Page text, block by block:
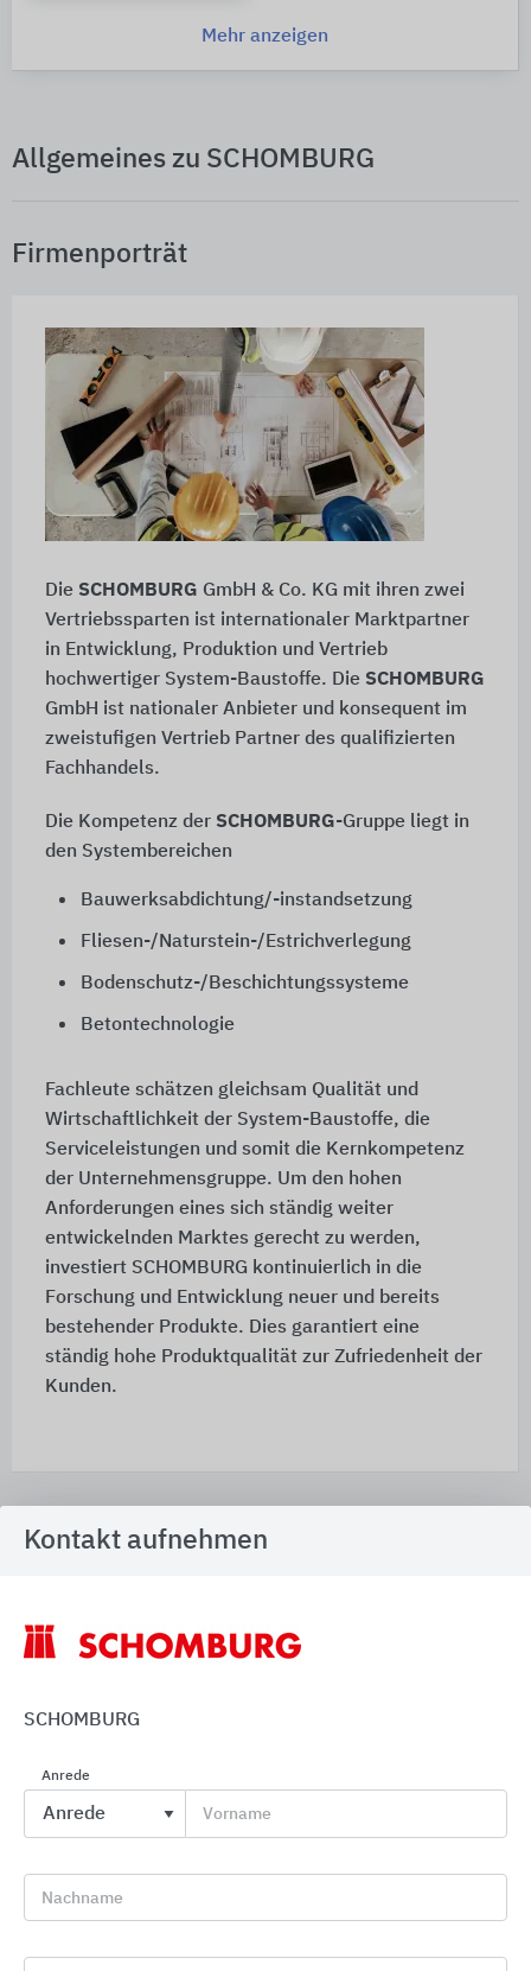
Mehr anzeigen
Allgemeines zu SCHOMBURG
Firmenporträt
Die SCHOMBURG GmbH & Co. KG mit ihren zwei
Vertriebssparten ist internationaler Marktpartner
in Entwicklung, Produktion und Vertrieb
hochwertiger System-Baustoffe. Die SCHOMBURG
GmbH ist nationaler Anbieter und konsequent im
zweistufigen Vertrieb Partner des qualifizierten
Fachhandels.
Die Kompetenz der SCHOMBURG-Gruppe liegt in
den Systembereichen
Bauwerksabdichtung/-instandsetzung
Fliesen-/Naturstein-/Estrichverlegung
Bodenschutz-/Beschichtungssysteme
Betontechnologie
Fachleute schätzen gleichsam Qualität und
Wirtschaftlichkeit der System-Baustoffe, die
Serviceleistungen und somit die Kernkompetenz
der Unternehmensgruppe. Um den hohen
Anforderungen eines sich ständig weiter
entwickelnden Marktes gerecht zu werden,
investiert SCHOMBURG kontinuierlich in die
Forschung und Entwicklung neuer und bereits
bestehender Produkte. Dies garantiert eine
ständig hohe Produktqualität zur Zufriedenheit der
Kunden.
Serviceangebote und Dienstleistungen
Kontakt aufnehmen
SCHOMBURG
Anrede
Vorname
Nachname